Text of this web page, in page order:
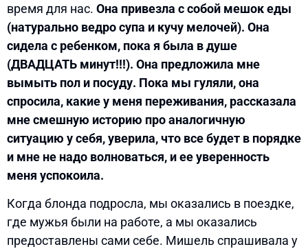
время для нас. Она привезла с собой мешок еды
(натурально ведро супа и кучу мелочей). Она
сидела с ребенком, пока я была в душе
(ДВАДЦАТЬ минут!!!). Она предложила мне
вымыть пол и посуду. Пока мы гуляли, она
спросила, какие у меня переживания, рассказала
мне смешную историю про аналогичную
ситуацию у себя, уверила, что все будет в порядке
и мне не надо волноваться, и ее уверенность
меня успокоила.
Когда блонда подросла, мы оказались в поездке,
где мужья были на работе, а мы оказались
предоставлены сами себе. Мишель спрашивала у